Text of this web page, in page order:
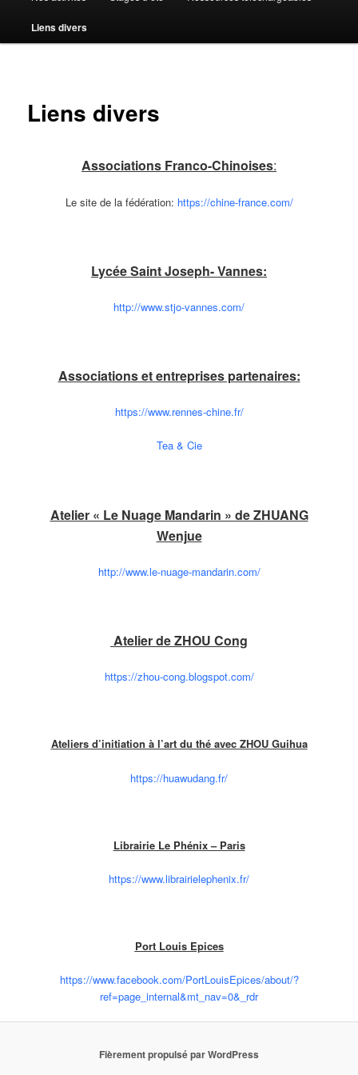
Liens divers
Liens divers
Associations Franco-Chinoises:
Le site de la fédération: https://chine-france.com/
Lycée Saint Joseph- Vannes:
http://www.stjo-vannes.com/
Associations et entreprises partenaires:
https://www.rennes-chine.fr/
Tea & Cie
Atelier « Le Nuage Mandarin » de ZHUANG
Wenjue
http://www.le-nuage-mandarin.com/
Atelier de ZHOU Cong
https://zhou-cong.blogspot.com/
Ateliers d’initiation à l’art du thé avec ZHOU Guihua
https://huawudang.fr/
Librairie Le Phénix – Paris
https://www.librairielephenix.fr/
Port Louis Epices
https://www.facebook.com/PortLouisEpices/about/?
ref=page_internal&mt_nav=0&_rdr
Fièrement propulsé par WordPress